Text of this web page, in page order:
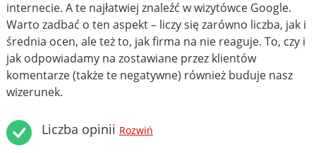
internecie. A te najłatwiej znaleźć w wizytówce Google.
Warto zadbać o ten aspekt – liczy się zarówno liczba, jak i
średnia ocen, ale też to, jak firma na nie reaguje. To, czy i
jak odpowiadamy na zostawiane przez klientów
komentarze (także te negatywne) również buduje nasz
wizerunek.
Liczba opinii Rozwiń